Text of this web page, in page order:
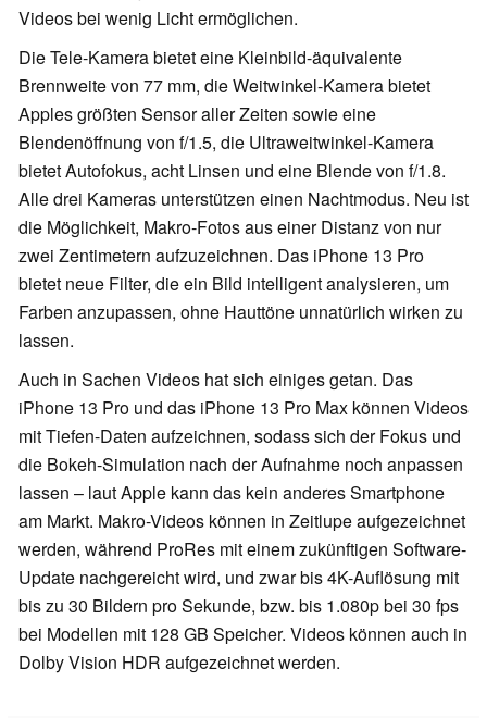
Videos bei wenig Licht ermöglichen.
Die Tele-Kamera bietet eine Kleinbild-äquivalente
Brennweite von 77 mm, die Weitwinkel-Kamera bietet
Apples größten Sensor aller Zeiten sowie eine
Blendenöffnung von f/1.5, die Ultraweitwinkel-Kamera
bietet Autofokus, acht Linsen und eine Blende von f/1.8.
Alle drei Kameras unterstützen einen Nachtmodus. Neu ist
die Möglichkeit, Makro-Fotos aus einer Distanz von nur
zwei Zentimetern aufzuzeichnen. Das iPhone 13 Pro
bietet neue Filter, die ein Bild intelligent analysieren, um
Farben anzupassen, ohne Hauttöne unnatürlich wirken zu
lassen.
Auch in Sachen Videos hat sich einiges getan. Das
iPhone 13 Pro und das iPhone 13 Pro Max können Videos
mit Tiefen-Daten aufzeichnen, sodass sich der Fokus und
die Bokeh-Simulation nach der Aufnahme noch anpassen
lassen – laut Apple kann das kein anderes Smartphone
am Markt. Makro-Videos können in Zeitlupe aufgezeichnet
werden, während ProRes mit einem zukünftigen Software-
Update nachgereicht wird, und zwar bis 4K-Auflösung mit
bis zu 30 Bildern pro Sekunde, bzw. bis 1.080p bei 30 fps
bei Modellen mit 128 GB Speicher. Videos können auch in
Dolby Vision HDR aufgezeichnet werden.